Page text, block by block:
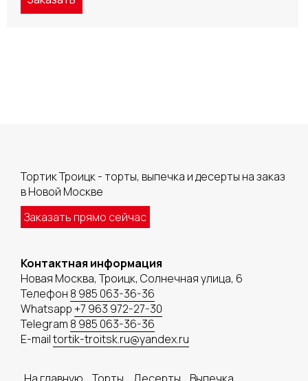
Тортик Троицк - торты, выпечка и десерты на заказ
в Новой Москве
Заказать прямо сейчас
Контактная информация
Новая Москва, Троицк, Солнечная улица, 6
Телефон 8 985 063-36-36
Whatsapp+7 963 972-27-30
Telegram 8 985 063-36-36
E-mailtortik-troitsk.ru@yandex.ru